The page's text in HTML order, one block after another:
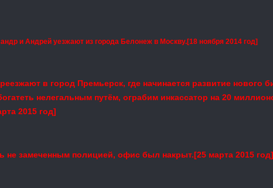
и Андрей уезжают из города Белонеж в Москву.[18 ноября 2014 год]
в город Премьерск, где начинается развитие нового
нелегальным путём, ограбим инкассатор на 20
2015 год]
не замеченным полицией, офис был накрыт.[25 марта 2015 год]